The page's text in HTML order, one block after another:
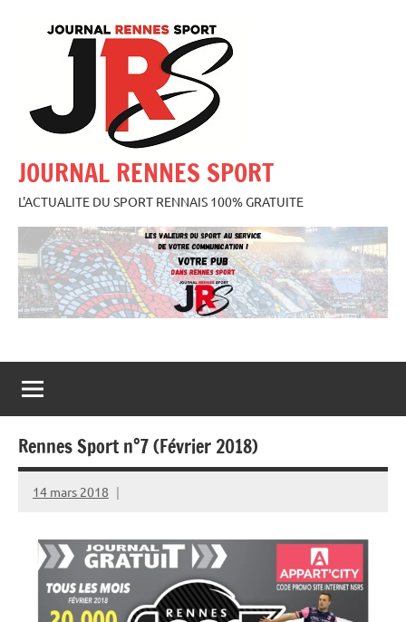
JOURNAL RENNES SPORT
L'ACTUALITE DU SPORT RENNAIS 100% GRATUITE
Rennes Sport n°7 (Février 2018)
14 mars 2018
Rédaction